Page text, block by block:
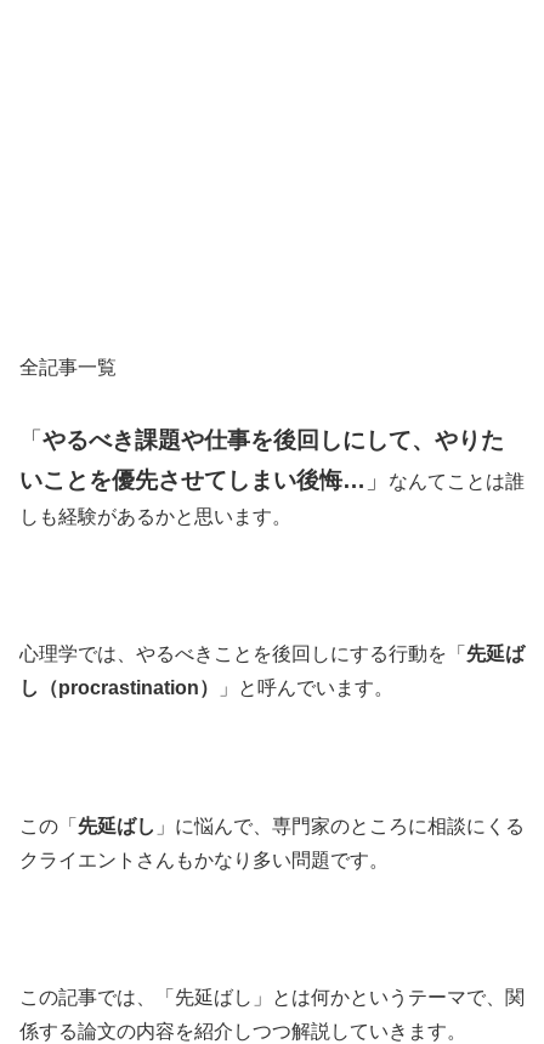
全記事一覧
「やるべき課題や仕事を後回しにして、やりた
いことを優先させてしまい後悔… 」
なんてことは誰
しも経験があるかと思います。
心理学では、やるべきことを後回しにする行動を「 先延ば
し（procrastination）
」と呼んでいます。
この「 先延ばし 」に悩んで、専門家のところに相談にくる
クライエントさんもかなり多い問題です。
この記事では、「先延ばし」とは何かというテーマで、関
係する論文の内容を紹介しつつ解説していきます。